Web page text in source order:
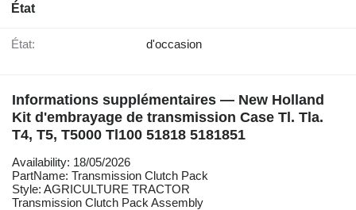
État
État: d'occasion
Informations supplémentaires — New Holland
Kit d'embrayage de transmission Case Tl. Tla.
T4, T5, T5000 Tl100 51818 5181851
Availability: 18/05/2026
PartName: Transmission Clutch Pack
Style: AGRICULTURE TRACTOR
Transmission Clutch Pack Assembly